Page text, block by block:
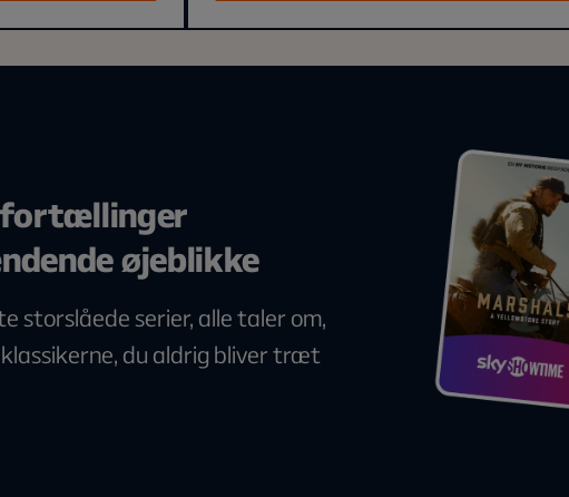
fortællinger
øjeblikke
storslåede serier, alle taler om,
klassikerne, du aldrig bliver træt